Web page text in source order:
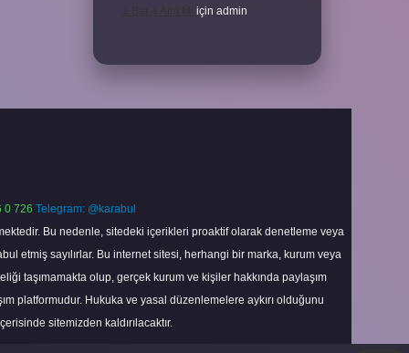
1 Bar 1 Atm Mi için admin
0 726 Telegram: @karabul
Bu nedenle, sitedeki içerikleri proaktif olarak denetleme veya
etmiş sayılırlar. Bu internet sitesi, herhangi bir marka, kurum veya
taşımamakta olup, gerçek kurum ve kişiler hakkında paylaşım
platformudur. Hukuka ve yasal düzenlemelere aykırı olduğunu
sitemizden kaldırılacaktır.